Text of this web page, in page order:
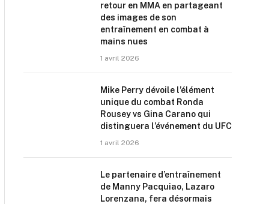
retour en MMA en partageant
des images de son
entraînement en combat à
mains nues
1 avril 2026
Mike Perry dévoile l’élément
unique du combat Ronda
Rousey vs Gina Carano qui
distinguera l’événement du UFC
1 avril 2026
Le partenaire d’entraînement
de Manny Pacquiao, Lazaro
Lorenzana, fera désormais